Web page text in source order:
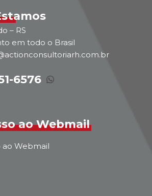
– RS
em todo o Brasil
6576
ao Webmail
ao Webmail